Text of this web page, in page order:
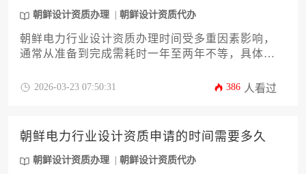
朝鲜设计资质办理 朝鲜设计资质代办
朝鲜电力行业设计资质办理时间受多重因素影响，
通常从准备到完成需耗时一年至两年不等，具体周
进展。
2026-03-23 07:50:31 386 人看过
朝鲜电力行业设计资质申请的时间需要多久
朝鲜设计资质办理 朝鲜设计资质代办